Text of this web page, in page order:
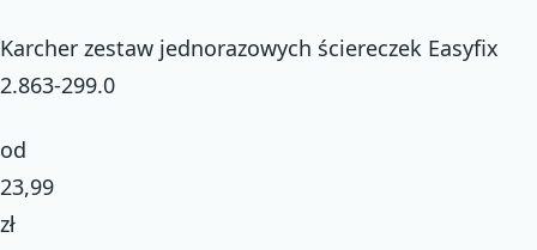
Karcher zestaw jednorazowych ściereczek Easyfix
2.863-299.0
od
23,99
zł